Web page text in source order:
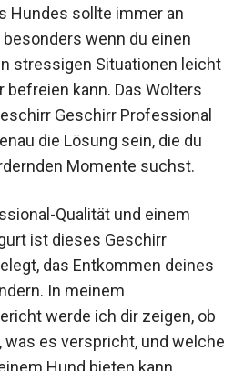
Hundes sollte immer an
wenn du einen
stressigen Situationen leicht
befreien kann. Das Wolters
Geschirr Professional
die Lösung sein, die du
Momente suchst.
Qualität und einem
ist dieses Geschirr
das Entkommen deines
In meinem
werde ich dir zeigen, ob
was es verspricht, und welche
Hund bieten kann.